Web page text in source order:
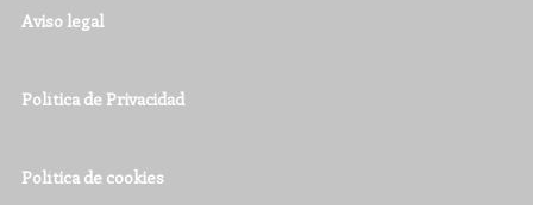
Aviso legal
Política de Privacidad
Política de cookies